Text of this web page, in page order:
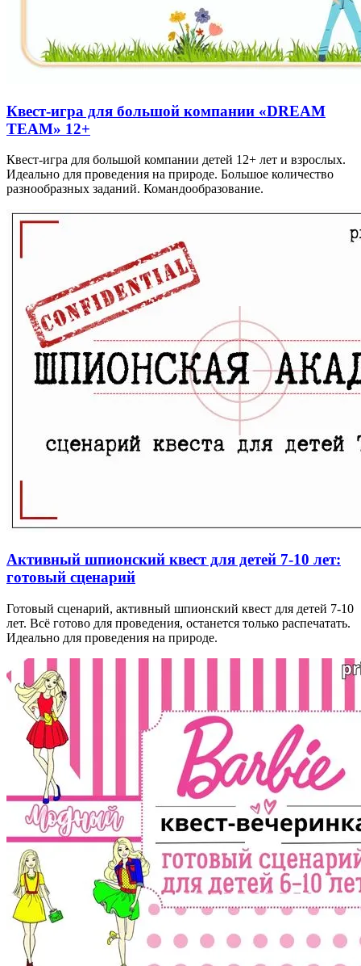
Квест-игра для большой компании «DREAM
TEAM» 12+
Квест-игра для большой компании детей 12+ лет и взрослых.
Идеально для проведения на природе. Большое количество
разнообразных заданий. Командообразование.
Активный шпионский квест для детей 7-10 лет:
готовый сценарий
Готовый сценарий, активный шпионский квест для детей 7-10
лет. Всё готово для проведения, останется только распечатать.
Идеально для проведения на природе.